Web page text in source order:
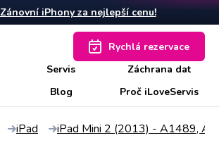
Zánovní iPhony za nejlepší cenu!
Servis
Záchrana dat
Blog Proč iLoveServis
Rychlá rezervace
iPad iPad Mini 2 (2013) - A1489,